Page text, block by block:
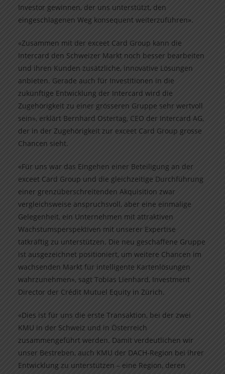
Investor gewinnen, der uns unterstützt, den
eingeschlagenen Weg konsequent weiterzuführen».
«Zusammen mit der exceet Card Group kann die
Intercard den Schweizer Markt noch besser bearbeiten
und ihren Kunden zusätzliche, innovative Lösungen
anbieten. Gerade auch für Investitionen in die
zukünftige Entwicklung der Intercard wird die
Zugehörigkeit zu einer grösseren Gruppe sehr wertvoll
sein», erklärt Bernhard Ostertag, CEO der Intercard AG,
der in der Zugehörigkeit zur exceet Card Group grosse
Chancen sieht.
«Für uns war das Eingehen einer Beteiligung an der
exceet Card Group und die gleichzeitige Durchführung
einer grenzüberschreitenden Akquisition zwar
vergleichsweise anspruchsvoll, aber eine einmalige
Gelegenheit, ein Unternehmen mit attraktiven
Wachstumsperspektiven mit unserer Expertise
tatkräftig zu unterstützen. Die neu geschaffene Gruppe
ist ausgezeichnet positioniert, um weitere Chancen im
wachsenden Markt für intelligente Kartenlösungen
wahrzunehmen», sagt Tobias Lienhard, Investment
Director der Crédit Mutuel Equity in Zürich.
«Dies ist für uns die erste Transaktion, bei der zwei
KMU in der Schweiz und in Österreich
zusammengeführt werden. Damit verdeutlichen wir
unser Bestreben, auch KMU der DACH-Region bei ihrer
Ent­wicklung zu unterstützen – eine Region, deren